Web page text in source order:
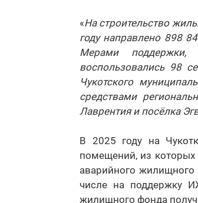
«На строительство
году направлено 898
Мерами
воспользовались 98
Чукотского
средствами
Лаврентия и посёлка
В 2025 году на
помещений, из которых
аварийного
числе на поддержку
жилищного фонда